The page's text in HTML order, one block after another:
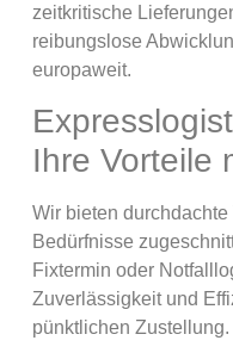
zeitkritische
reibungslose
europaweit.
Ihre Vorteile
Wir bieten
Bedürfnisse
Fixtermin oder
Zuverlässigkeit und
pünktlichen Zustellung.